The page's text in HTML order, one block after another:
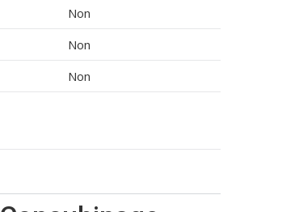
Non
Non
Non